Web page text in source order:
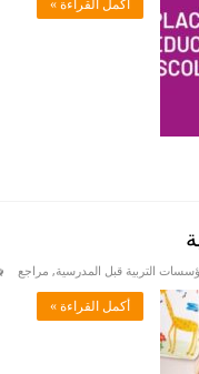
أكمل القراءة »
التربية قبل المدرسية, مراجع
أكمل القراءة »